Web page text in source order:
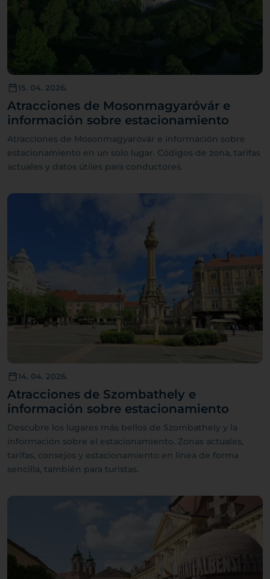
15. 04. 2026.
Atracciones de Mosonmagyaróvár e
información sobre estacionamiento
Atracciones de Mosonmagyaróvár e información sobre
estacionamiento en un solo lugar. Códigos de zona, tarifas
actuales y datos útiles para conductores.
14. 04. 2026.
Atracciones de Szombathely e
información sobre estacionamiento
Descubre los lugares más bellos de Szombathely y la
información sobre el estacionamiento. Zonas actuales,
tarifas, consejos y estacionamiento en línea de forma
sencilla, también para turistas.